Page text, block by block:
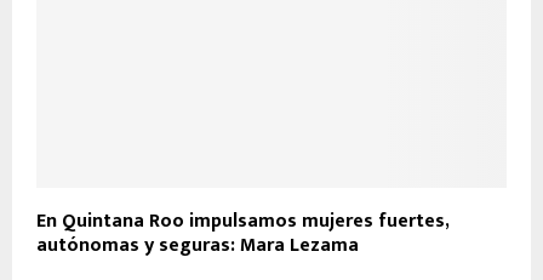
En Quintana Roo impulsamos mujeres fuertes,
autónomas y seguras: Mara Lezama